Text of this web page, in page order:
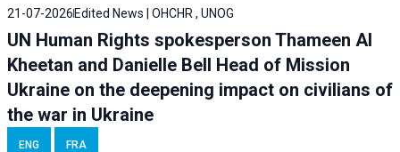
21-07-2026 Edited News | OHCHR , UNOG
UN Human Rights spokesperson Thameen Al
Kheetan and Danielle Bell Head of Mission
Ukraine on the deepening impact on civilians of
the war in Ukraine
ENG FRA